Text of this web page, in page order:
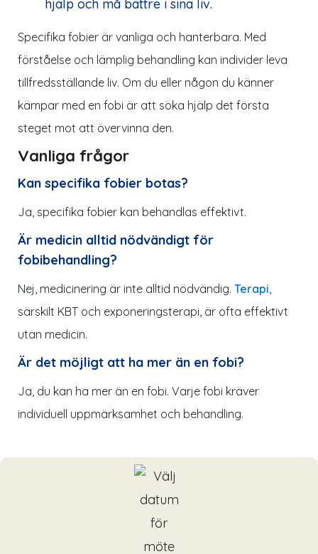
hjälp och må bättre i sina liv.
Specifika fobier är vanliga och hanterbara. Med
förståelse och lämplig behandling kan individer leva
tillfredsställande liv. Om du eller någon du känner
kämpar med en fobi är att söka hjälp det första
steget mot att övervinna den.
Vanliga frågor
Kan specifika fobier botas?
Ja, specifika fobier kan behandlas effektivt.
Är medicin alltid nödvändigt för
fobibehandling?
Nej, medicinering är inte alltid nödvändig. Terapi
särskilt KBT och exponeringsterapi, är ofta effektivt
utan medicin.
Är det möjligt att ha mer än en fobi?
Ja, du kan ha mer än en fobi. Varje fobi kräver
individuell uppmärksamhet och behandling.